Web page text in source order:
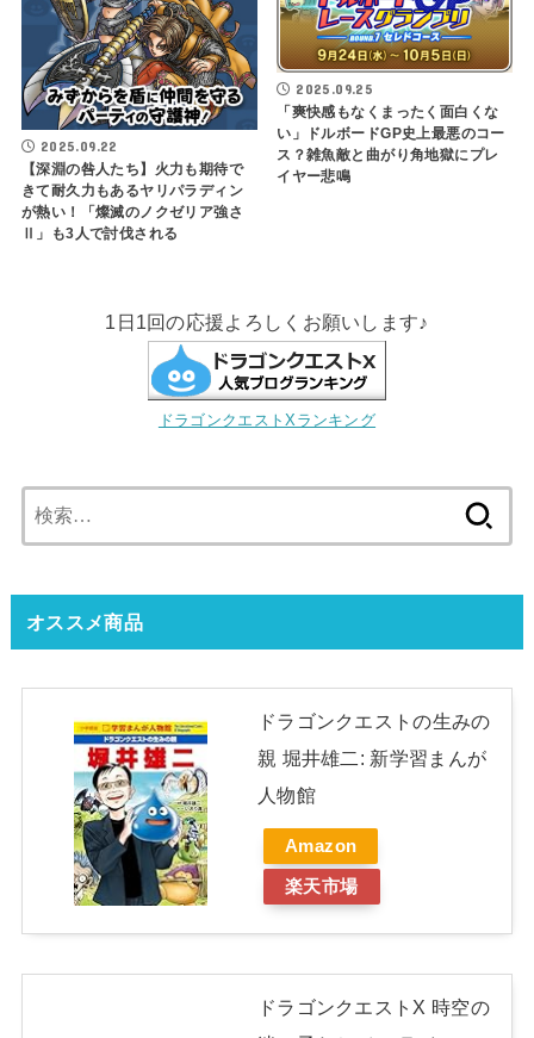
2025.09.22
【深淵の咎人たち】火力も期待で
きて耐久力もあるヤリパラディン
が熱い！「燦滅のノクゼリア強さ
Ⅱ」も3人で討伐される
2025.09.25
「爽快感もなくまったく面白くな
い」ドルボードGP史上最悪のコー
ス？雑魚敵と曲がり角地獄にプレ
イヤー悲鳴
1日1回の応援よろしくお願いします♪
ドラゴンクエストXランキング
索:
オススメ商品
ドラゴンクエストの生みの
親 堀井雄二: 新学習まんが
人物館
Amazon
楽天市場
ドラゴンクエストX 時空の